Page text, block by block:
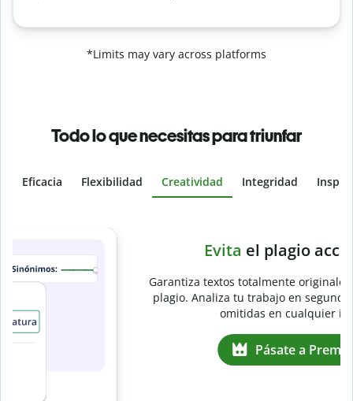
*Limits may vary across platforms
Todo lo que necesitas para triunfar
Eficacia Flexibilidad Creatividad Integridad